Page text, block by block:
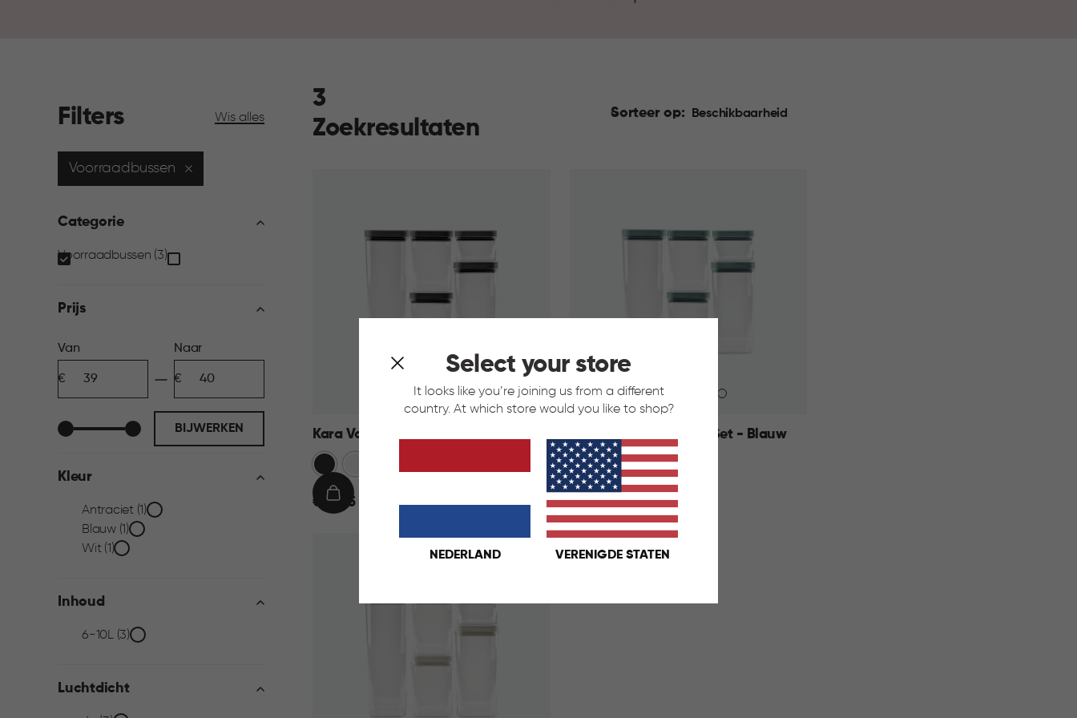
Select your store
It looks like you’re joining us from a different
country. At which store would you like to shop?
NEDERLAND VERENIGDE STATEN
Filters Wis alles
Voorraadbussen
Categorie
Categorie
filter
Voorraadbussen (3)
Prijs
Prijs
filter
Van
Naar
BIJWERKEN
Kleur
Kleur
filter
Antraciet (1)
Blauw (1)
Wit (1)
Inhoud
Inhoud
filter
6-10L (3)
Luchtdicht
Sorteer op: Beschikbaarheid
3
Zoekresultaten
Kara Voorraadbussen Set - Antraciet
Antraciet
€€ 39,95
IN
Kara Voorraadbussen Set - Blauw
Antraciet
Wit Blauw
€
39,95
€ 39,95
IN
WINKELMAND